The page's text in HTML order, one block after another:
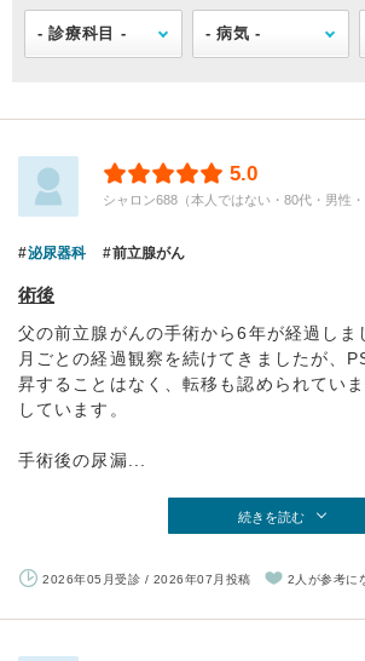
5.0
シャロン688（本人ではない・80代・男性・
泌尿器科 前立腺がん
術後
父の前立腺がんの手術から6年が経過しま
月ごとの経過観察を続けてきましたが、
昇することはなく、転移も認められてい
しています。
手術後の尿漏...
続きを読む
2026年05月受診 / 2026年07月投稿 2人が参考に